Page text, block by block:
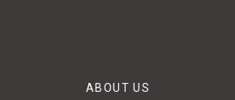
ABOUT US